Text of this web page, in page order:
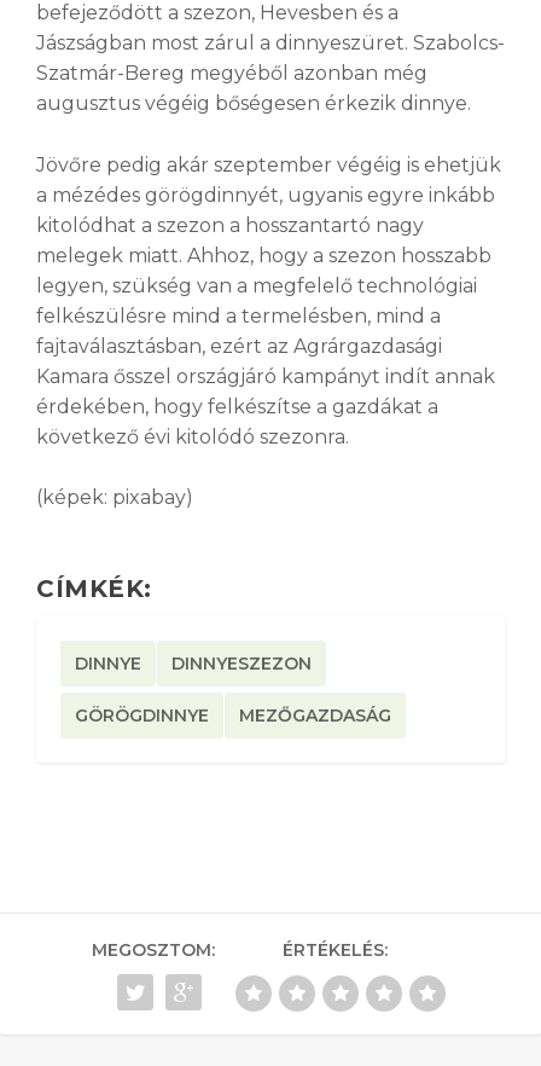
befejeződött a szezon, Hevesben és a
Jászságban most zárul a dinnyeszüret. Szabolcs-
Szatmár-Bereg megyéből azonban még
augusztus végéig bőségesen érkezik dinnye.
Jövőre pedig akár szeptember végéig is ehetjük
a mézédes görögdinnyét, ugyanis egyre inkább
kitolódhat a szezon a hosszantartó nagy
melegek miatt. Ahhoz, hogy a szezon hosszabb
legyen, szükség van a megfelelő technológiai
felkészülésre mind a termelésben, mind a
fajtaválasztásban, ezért az Agrárgazdasági
Kamara ősszel országjáró kampányt indít annak
érdekében, hogy felkészítse a gazdákat a
következő évi kitolódó szezonra.
(képek: pixabay)
CÍMKÉK:
DINNYE DINNYESZEZON
GÖRÖGDINNYE MEZŐGAZDASÁG
MEGOSZTOM: ÉRTÉKELÉS: